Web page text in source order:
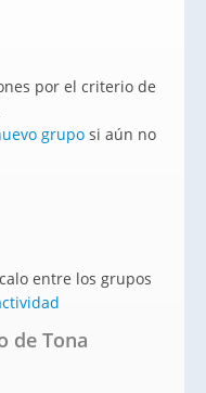
por el criterio de
gruposi aún no
entre los grupos
de Tona